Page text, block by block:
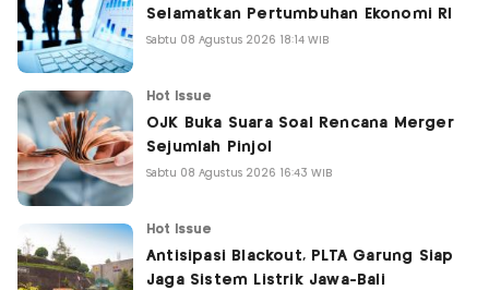
Selamatkan Pertumbuhan Ekonomi RI
Sabtu 08 Agustus 2026 18:14 WIB
Hot Issue
OJK Buka Suara Soal Rencana Merger
Sejumlah Pinjol
Sabtu 08 Agustus 2026 16:43 WIB
Hot Issue
Antisipasi Blackout, PLTA Garung Siap
Jaga Sistem Listrik Jawa-Bali